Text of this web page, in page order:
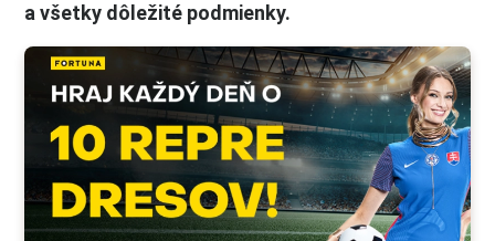
a všetky dôležité podmienky.